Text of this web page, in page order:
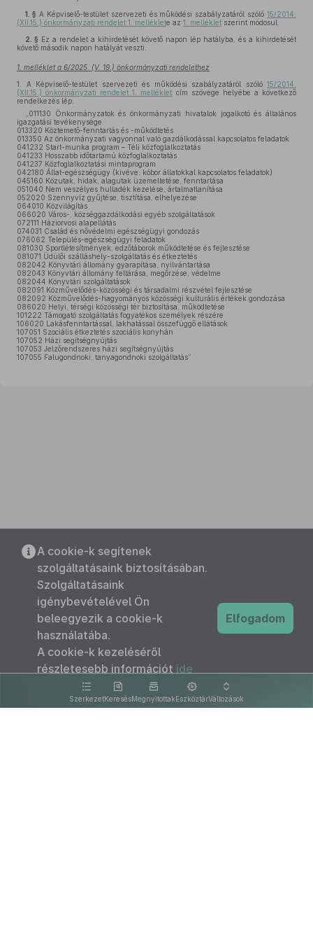
1. § A Képviselő-testület szervezeti és működési szabályzatáról szóló 15/2014.
(XII.15.) önkormányzati rendelet 1. melléklete az 1. melléklet szerint módosul.
2. § Ez a rendelet a kihirdetését követő napon lép hatályba, és a kihirdetését
követő második napon hatályát veszti.
1. melléklet a 6/2025. (V. 19.) önkormányzati rendelethez
1.
A Képviselő-testület szervezeti és működési szabályzatáról szóló 15/2014.
(XII.15.) önkormányzati rendelet 1. melléklet cím szövege helyébe a következő
rendelkezés lép:
„011130 Önkormányzatok és önkormányzati hivatalok jogalkotó és általános
igazgatási tevékenysége
013320 Köztemető-fenntartás és -működtetés
013350 Az önkormányzati vagyonnal való gazdálkodással kapcsolatos feladatok
041232 Start-munka program – Téli közfoglalkoztatás
041233 Hosszabb időtartamú közfoglalkoztatás
041237 Közfoglalkoztatási mintaprogram
042180 Állat-egészségügy (kivéve: kóbor állatokkal kapcsolatos feladatok)
045160 Közutak, hidak, alagutak üzemeltetése, fenntartása
051040 Nem veszélyes hulladék kezelése, ártalmatlanítása
052020 Szennyvíz gyűjtése, tisztítása, elhelyezése
064010 Közvilágítás
066020 Város-, községgazdálkodási egyéb szolgáltatások
072111 Háziorvosi alapellátás
074031 Család és nővédelmi egészségügyi gondozás
076062 Település-egészségügyi feladatok
081030 Sportlétesítmények, edzőtáborok működtetése és fejlesztése
081071 Üdülői szálláshely-szolgáltatás és étkeztetés
082042 Könyvtári állomány gyarapítása, nyilvántartása
082043 Könyvtári állomány feltárása, megőrzése, védelme
082044 Könyvtári szolgáltatások
082091 Közművelődés-közösségi és társadalmi részvétel fejlesztése
082092 Közművelődés-hagyományos közösségi kulturális értékek gondozása
086020 Helyi, térségi közösségi tér biztosítása, működtetése
101222 Támogató szolgáltatás fogyatékos személyek részére
106020 Lakásfenntartással, lakhatással összefüggő ellátások
107051 Szociális étkeztetés szociális konyhán
107052 Házi segítségnyújtás
107053 Jelzőrendszeres házi segítségnyújtás
107055 Falugondnoki, tanyagondnoki szolgáltatás”
SzerkezetKeresésMegnyitottakEszköztárVáltozások
A cookie-k segítenek
szolgáltatásaink biztosításában.
Szolgáltatásaink
igénybevételével Ön
beleegyezik a cookie-k
használatába.
A cookie-k kezeléséről
részletesebb információt ide
kattintva olvashat.
Elfogadom